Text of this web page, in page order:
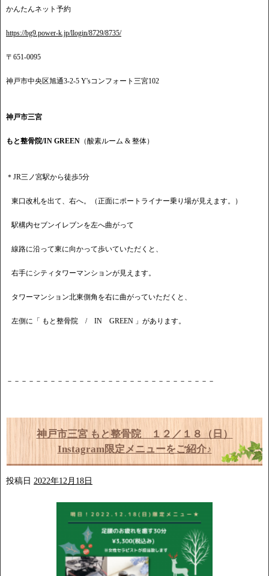
かんたんネット予約
https://bg9.power-k.jp/llogin/8729/8735/
〒651-0095
神戸市中央区旭通3-2-5 Y'sコンフォート三宮102
神戸市三宮
もと整骨院/IN GREEN （酸素ルーム & 整体）
＊JR三ノ宮駅から徒歩5分
東口改札を出て、右へ。（正面にポートライナー乗り場が見えます。）
駅構内セブンイレブンを左へ曲がって
線路に沿って東に向かって歩いていただくと、
右手にシティタワーマンションが見えます。
タワーマンション北東側角を右に曲がっていただくと、
左側に「 もと整骨院 / IN GREEN 」があります。
－－－－－－－－－－－－－－－－－－－－－－－－－－－－－
神戸市三宮 もと整骨院 １２／１８（日）
Instagram限定メニューをご紹介♪
投稿日 2022年12月18日